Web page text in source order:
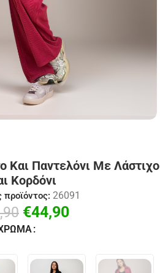
Και Παντελόνι Με Λάστιχο
Κορδόνι
προϊόντος: 26091
€44,90